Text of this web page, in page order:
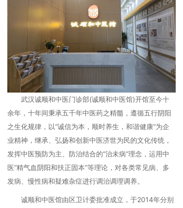
武汉诚顺和中医门诊部(诚顺和中医馆)开馆至今十
余年，十年间秉承五千年中医药之精髓，遵循五行阴阳
之生化规律，以“诚信为本，顺时养生，和谐健康”为企
业精神，继承、弘扬和创新中医济世为民的文化传统，
发挥中医预防为主、防治结合的“治未病”理念，运用中
医“精气血阴阳和扶正固本”等理论，对各类常见病、多
发病、慢性病和疑难杂症进行调治调理调养。
诚顺和中医馆由区卫计委批准成立，于2014年分别